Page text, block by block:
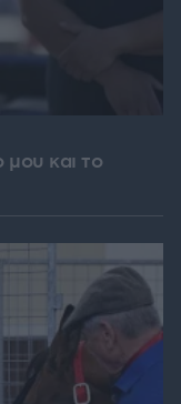
και το